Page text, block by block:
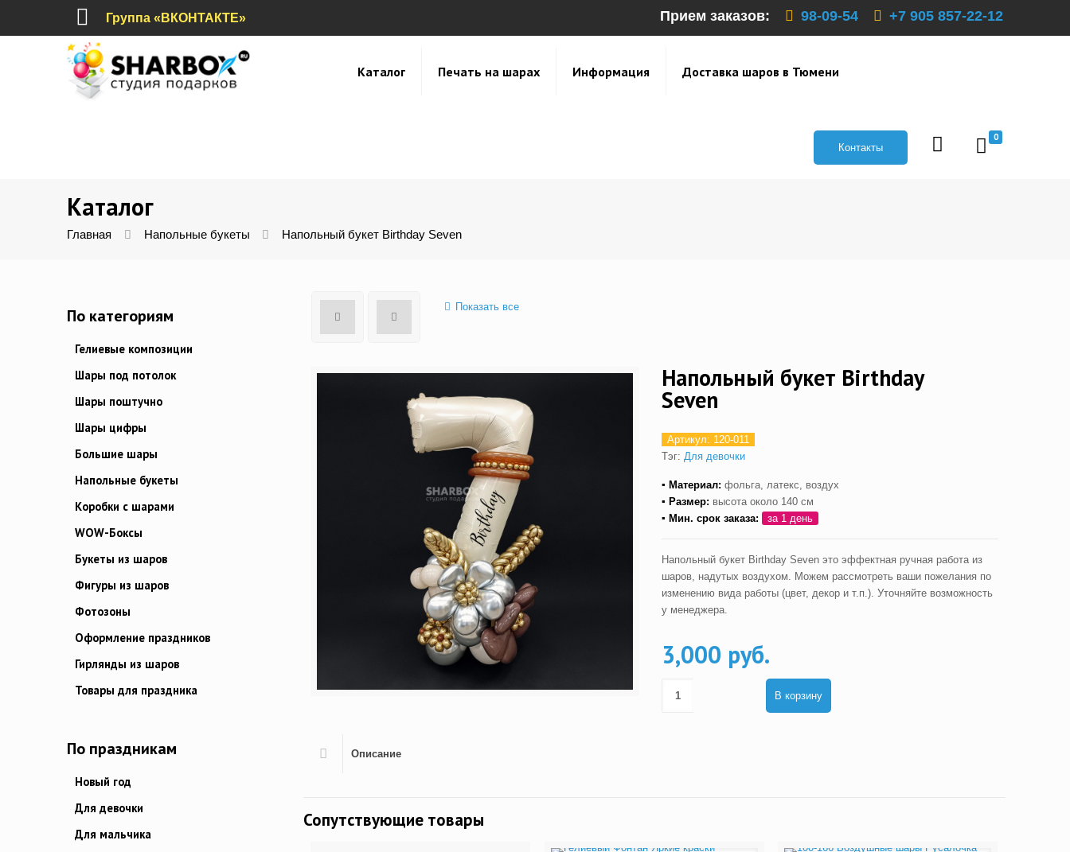
Прием заказов: 98-09-54 +7 905 857-22-12
Группа «ВКОНТАКТЕ»
Каталог Печать на шарах Информация Доставка шаров в Тюмени
0
Контакты
Каталог
Главная Напольные букеты Напольный букет Birthday Seven
Показать все
Напольный букет Birthday
Seven
Артикул: 120-011
Тэг: Для девочки
▪ Материал: фольга, латекс, воздух
▪ Размер: высота около 140 см
▪ Мин. срок заказа:
за 1 день
Напольный букет Birthday Seven это эффектная ручная работа из
шаров, надутых воздухом. Можем рассмотреть ваши пожелания по
изменению вида работы (цвет, декор и т.п.). Уточняйте возможность
у менеджера.
3,000 руб.
В корзину
Описание
Сопутствующие товары
По категориям
Гелиевые композиции
Шары под потолок
Шары поштучно
Шары цифры
Большие шары
Напольные букеты
Коробки с шарами
WOW-Боксы
Букеты из шаров
Фигуры из шаров
Фотозоны
Оформление праздников
Гирлянды из шаров
Товары для праздника
По праздникам
Новый год
Для девочки
Для мальчика